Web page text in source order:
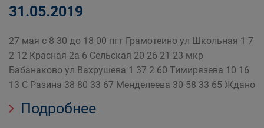
31.05.2019
27 мая с 8 30 до 18 00 пгт Грамотеино ул Школьная 1 7
2 12 Красная 2а 6 Сельская 20 26 21 23 мкр
Бабанаково ул Вахрушева 1 37 2 60 Тимирязева 10 16
13 С Разина 38 80 33 67 Менделеева 30 58 33 65 Ждано
Подробнее